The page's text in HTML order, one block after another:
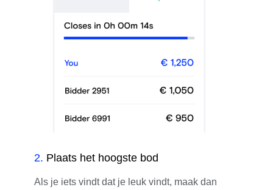
2. Plaats het hoogste bod
Als je iets vindt dat je leuk vindt, maak dan